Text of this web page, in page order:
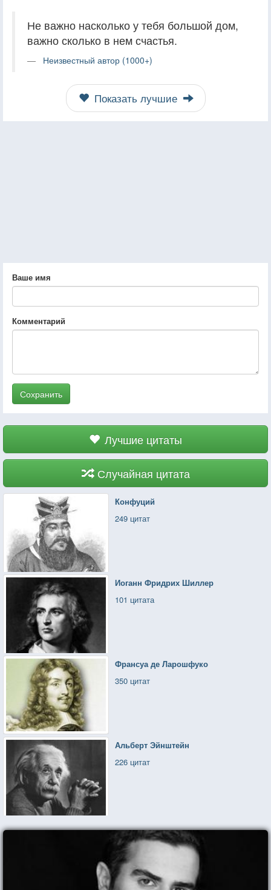
Не важно насколько у тебя большой дом,
важно сколько в нем счастья.
Неизвестный автор (1000+)
Показать лучшие
Ваше имя
Комментарий
Сохранить
Лучшие цитаты
Случайная цитата
Конфуций
249 цитат
Иоганн Фридрих Шиллер
101 цитата
Франсуа де Ларошфуко
350 цитат
Альберт Эйнштейн
226 цитат